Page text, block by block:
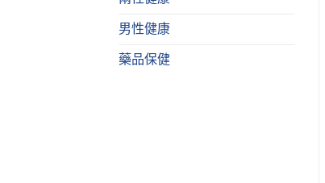
男性健康
藥品保健